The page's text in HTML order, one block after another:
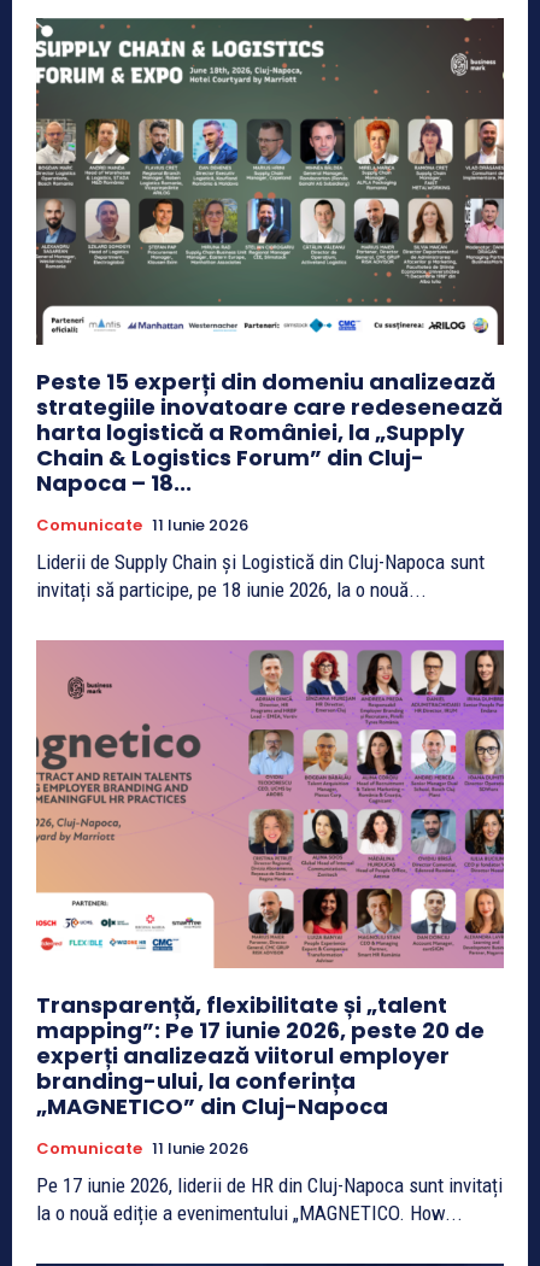
Peste 15 experți din domeniu analizează
strategiile inovatoare care redesenează
harta logistică a României, la „Supply
Chain & Logistics Forum” din Cluj-
Napoca – 18...
Comunicate 11 Iunie 2026
Liderii de Supply Chain și Logistică din Cluj-Napoca sunt
invitați să participe, pe 18 iunie 2026, la o nouă...
Transparență, flexibilitate și „talent
mapping”: Pe 17 iunie 2026, peste 20 de
experți analizează viitorul employer
branding-ului, la conferința
„MAGNETICO” din Cluj-Napoca
Comunicate 11 Iunie 2026
Pe 17 iunie 2026, liderii de HR din Cluj-Napoca sunt invitați
la o nouă ediție a evenimentului „MAGNETICO. How...